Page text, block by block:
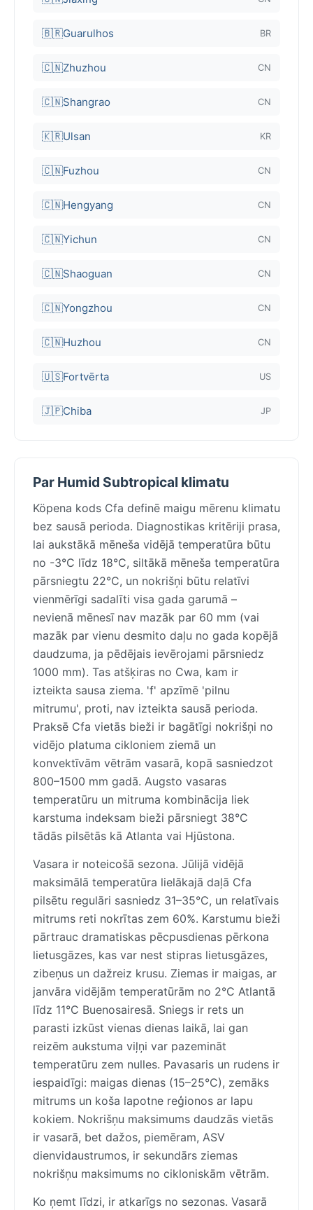
🇧🇷Guarulhos BR
🇨🇳Zhuzhou CN
🇨🇳Shangrao CN
🇰🇷Ulsan KR
🇨🇳Fuzhou CN
🇨🇳Hengyang CN
🇨🇳Yichun CN
🇨🇳Shaoguan CN
🇨🇳Yongzhou CN
🇨🇳Huzhou CN
🇺🇸Fortvērta US
🇯🇵Chiba JP
Par Humid Subtropical klimatu
Köpena kods Cfa definē maigu mērenu klimatu
bez sausā perioda. Diagnostikas kritēriji prasa,
lai aukstākā mēneša vidējā temperatūra būtu
no -3°C līdz 18°C, siltākā mēneša temperatūra
pārsniegtu 22°C, un nokrišņi būtu relatīvi
vienmērīgi sadalīti visa gada garumā –
nevienā mēnesī nav mazāk par 60 mm (vai
mazāk par vienu desmito daļu no gada kopējā
daudzuma, ja pēdējais ievērojami pārsniedz
1000 mm). Tas atšķiras no Cwa, kam ir
izteikta sausa ziema. 'f' apzīmē 'pilnu
mitrumu', proti, nav izteikta sausā perioda.
Praksē Cfa vietās bieži ir bagātīgi nokrišņi no
vidējo platuma cikloniem ziemā un
konvektīvām vētrām vasarā, kopā sasniedzot
800–1500 mm gadā. Augsto vasaras
temperatūru un mitruma kombinācija liek
karstuma indeksam bieži pārsniegt 38°C
tādās pilsētās kā Atlanta vai Hjūstona.
Vasara ir noteicošā sezona. Jūlijā vidējā
maksimālā temperatūra lielākajā daļā Cfa
pilsētu regulāri sasniedz 31–35°C, un relatīvais
mitrums reti nokrītas zem 60%. Karstumu bieži
pārtrauc dramatiskas pēcpusdienas pērkona
lietusgāzes, kas var nest stipras lietusgāzes,
zibeņus un dažreiz krusu. Ziemas ir maigas, ar
janvāra vidējām temperatūrām no 2°C Atlantā
līdz 11°C Buenosairesā. Sniegs ir rets un
parasti izkūst vienas dienas laikā, lai gan
reizēm aukstuma viļņi var pazemināt
temperatūru zem nulles. Pavasaris un rudens ir
iespaidīgi: maigas dienas (15–25°C), zemāks
mitrums un koša lapotne reģionos ar lapu
kokiem. Nokrišņu maksimums daudzās vietās
ir vasarā, bet dažos, piemēram, ASV
dienvidaustrumos, ir sekundārs ziemas
nokrišņu maksimums no cikloniskām vētrām.
Ko ņemt līdzi, ir atkarīgs no sezonas. Vasarā